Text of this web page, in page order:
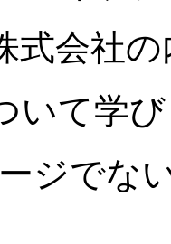
式会社
いて学
ジでな